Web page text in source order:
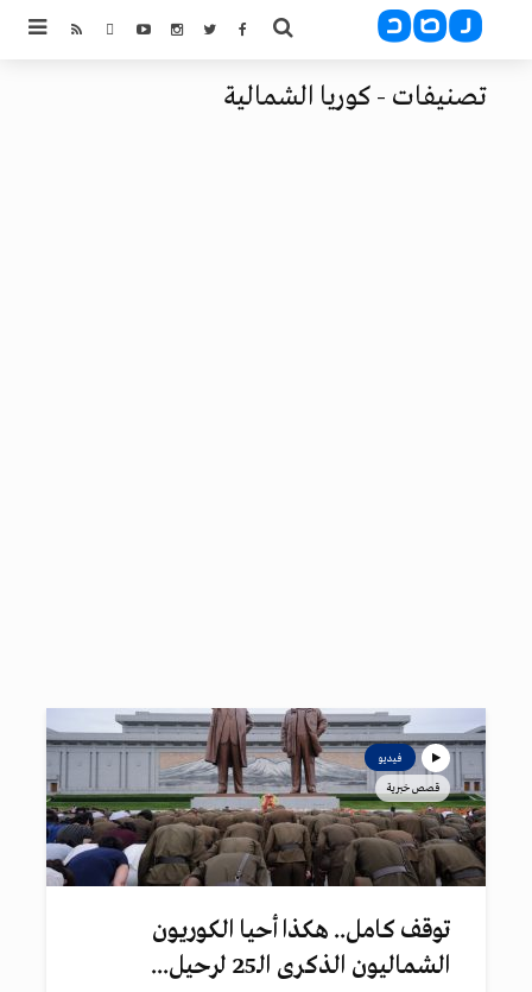
تصنيفات - كوريا الشمالية
فيديو
قصص خبرية
توقف كامل.. هكذا أحيا الكوريون
الشماليون الذكرى الـ25 لرحيل...